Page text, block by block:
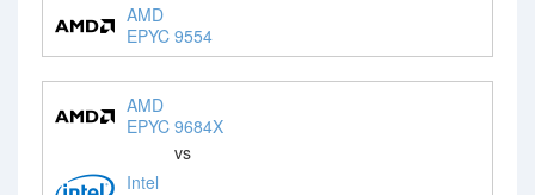
AMD
EPYC 9554
AMD
EPYC 9684X
vs
Intel